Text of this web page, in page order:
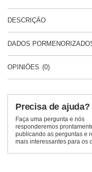
DESCRIÇÃO
DADOS
OPINIÕES (0)
Precisa de
Faça uma pergunta e nós
responderemos
publicando as perguntas e
mais interessantes para os